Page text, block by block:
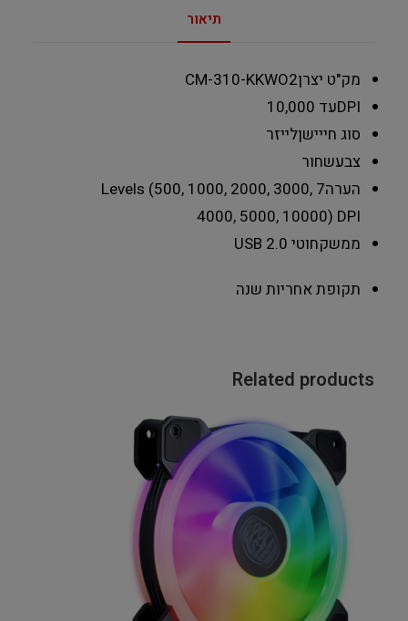
תיאור
מק"ט יצרןCM-310-KKWO2
DPIעד 10,000
סוג חייישןלייזר
צבעשחור
הערה
7 Levels (500, 1000, 2000, 3000,
4000, 5000, 10000) DPI
ממשקחוטי USB 2.0
תקופת אחריות שנה
Related products